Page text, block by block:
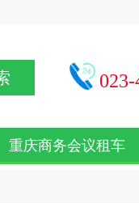
重庆商务会议租车